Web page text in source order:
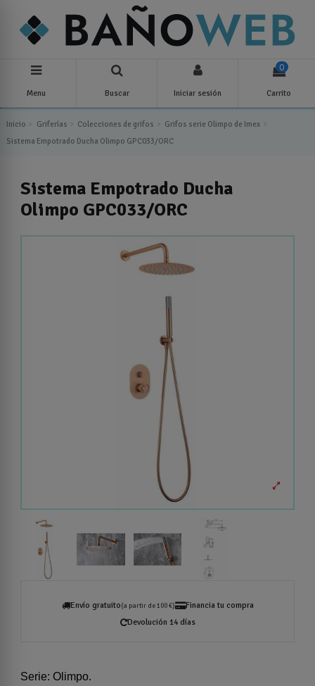
Menu Buscar Iniciar sesión
0
Carrito
Inicio Griferías Colecciones de grifos
Grifos serie Olimpo de Imex
Sistema Empotrado Ducha Olimpo GPC033/ORC
Sistema Empotrado Ducha
Olimpo GPC033/ORC
Envío gratuito(a partir de 100 €)
Financia tu compra
Devolución 14 días
Serie: Olimpo.